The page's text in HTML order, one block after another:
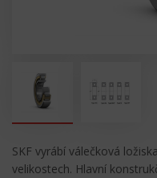
SKF vyrábí válečková
velikostech. Hlavní